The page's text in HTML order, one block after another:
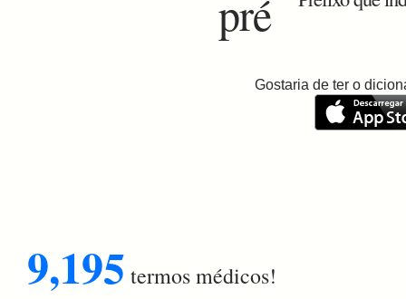
pré
Gostaria de ter o
9,195 termos médicos!